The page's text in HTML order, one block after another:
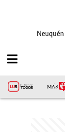
Neuquén